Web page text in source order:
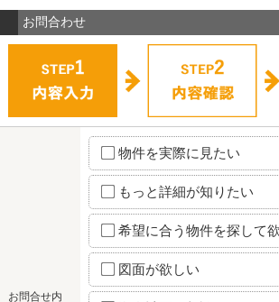
お問合わせ
お問合せ内
物件を実際に見たい
もっと詳細が知りたい
希望に合う物件を探して
図面が欲しい